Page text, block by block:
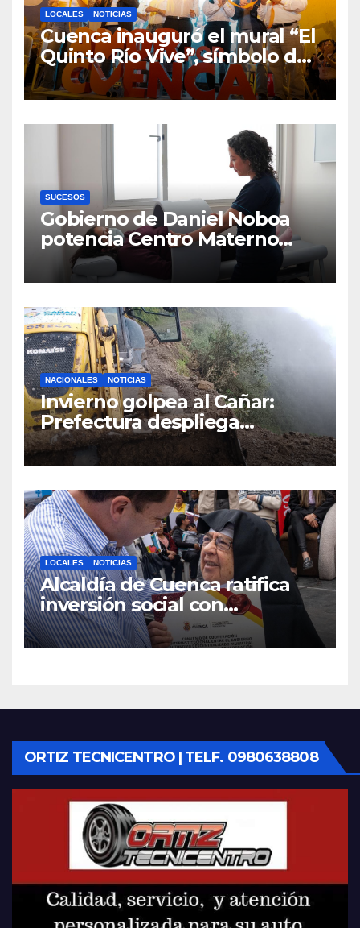
LOCALES NOTICIAS
Cuenca inauguró el mural “El
Quinto Río Vive”, símbolo de
la defensa ciudadana del
agua
SUCESOS
Gobierno de Daniel Noboa
potencia Centro Materno
Infantil y Emergencias en
Cuenca con nuevos equipos
NACIONALES NOTICIAS
Invierno golpea al Cañar:
Prefectura despliega
maquinaria en toda la
provincia para mantener las
LOCALES NOTICIAS
Alcaldía de Cuenca ratifica
inversión social con
fundaciones e instituciones
locales
ORTIZ TECNICENTRO | TELF. 0980638808